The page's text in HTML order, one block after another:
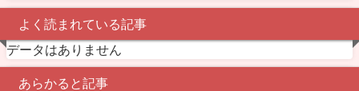
よく読まれている記事
データはありません
あらかると記事